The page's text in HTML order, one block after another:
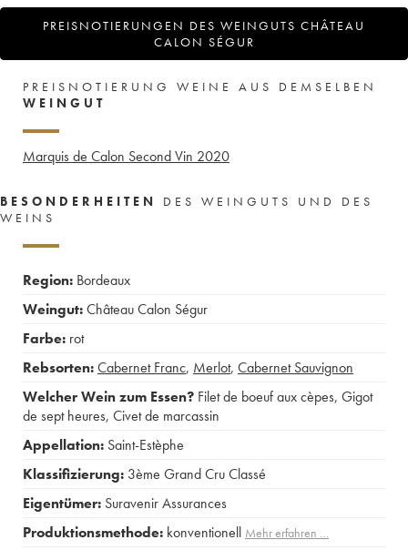
PREISNOTIERUNGEN DES WEINGUTS CHÂTEAU
CALON SÉGUR
PREISNOTIERUNG WEINE AUS DEMSELBEN
WEINGUT
Marquis de Calon Second Vin 2020
BESONDERHEITEN
DES WEINGUTS UND DES
WEINS
Region: Bordeaux
Weingut:Château Calon Ségur
Farbe: rot
Rebsorten:Cabernet Franc, Merlot, Cabernet Sauvignon
Welcher Wein zum Essen? Filet de boeuf aux cèpes, Gigot
de sept heures, Civet de marcassin
Appellation: Saint-Estèphe
Klassifizierung: 3ème Grand Cru Classé
Eigentümer: Suravenir Assurances
Produktionsmethode: konventionell Mehr erfahren …